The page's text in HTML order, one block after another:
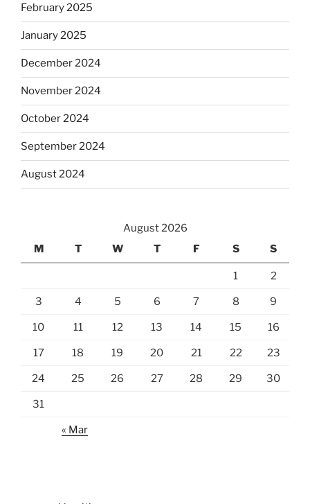
February 2025
January 2025
December 2024
November 2024
October 2024
September 2024
August 2024
August 2026
M
T W T F S S
1 2
3 4 5 6 7 8 9
10 11 12 13 14 15 16
17 18 19 20 21 22 23
24 25 26 27 28 29 30
31
« Mar